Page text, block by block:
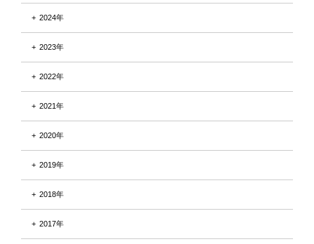
2024年
2023年
2022年
2021年
2020年
2019年
2018年
2017年